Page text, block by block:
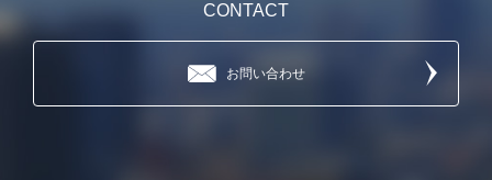
CONTACT
お問い合わせ